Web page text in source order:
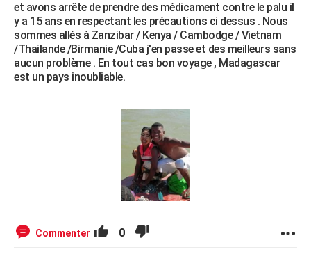
et avons arrête de prendre des médicament contre le palu il
y a 15 ans en respectant les précautions ci dessus . Nous
sommes allés à Zanzibar / Kenya / Cambodge / Vietnam
/Thailande /Birmanie /Cuba j'en passe et des meilleurs sans
aucun problème . En tout cas bon voyage , Madagascar
est un pays inoubliable.
Commenter 0